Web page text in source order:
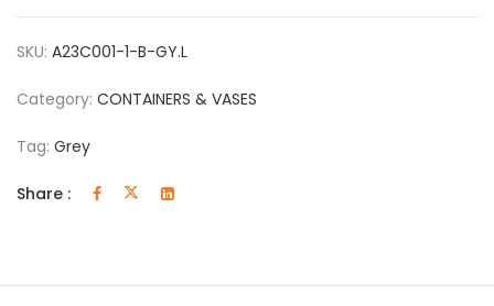
SKU: A23C001-1-B-GY.L
Category: CONTAINERS & VASES
Tag: Grey
Share :